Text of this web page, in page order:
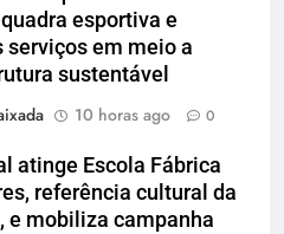
esportiva e
serviços em meio a
sustentável
10 horas ago 0
atinge Escola Fábrica
referência cultural da
e mobiliza campanha